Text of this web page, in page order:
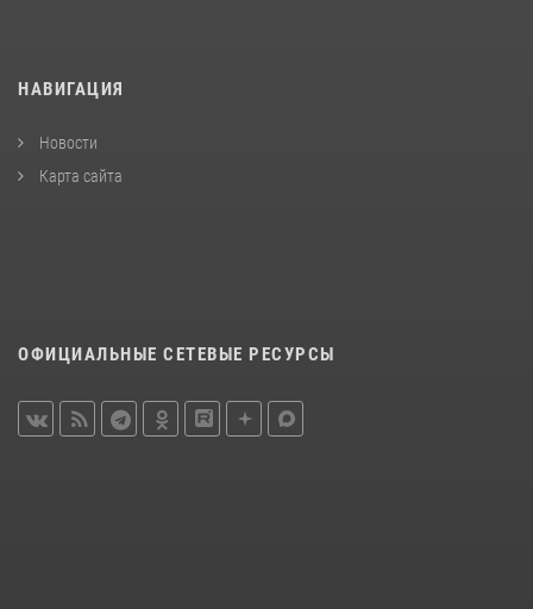
НАВИГАЦИЯ
Новости
Карта сайта
ОФИЦИАЛЬНЫЕ СЕТЕВЫЕ РЕСУРСЫ